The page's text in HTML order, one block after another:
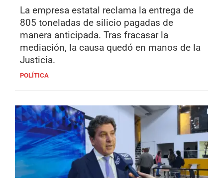
La empresa estatal reclama la entrega de
805 toneladas de silicio pagadas de
manera anticipada. Tras fracasar la
mediación, la causa quedó en manos de la
Justicia.
POLÍTICA